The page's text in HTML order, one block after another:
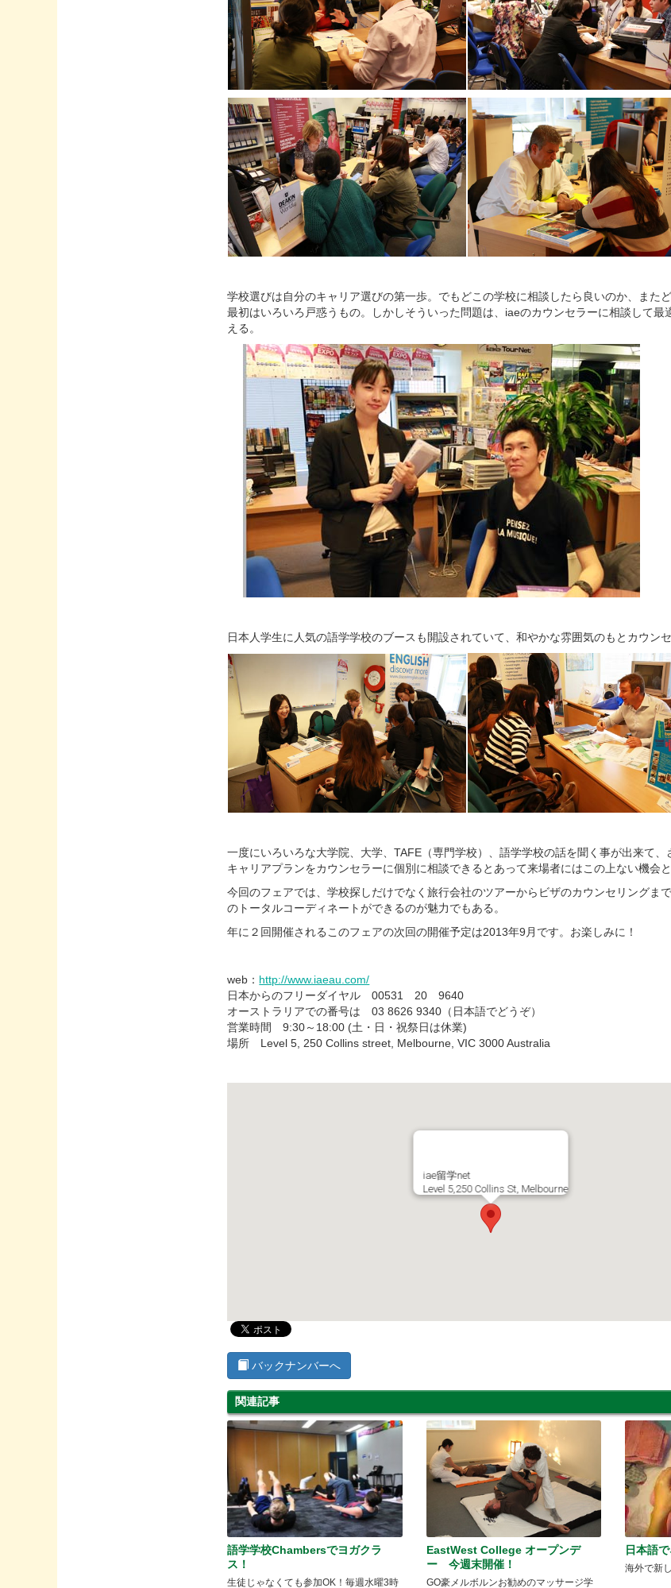
学校選びは自分のキャリア選びの第一歩。でもどこの学校に相談したら良いのか、また
最初はいろいろ戸惑うもの。しかしそういった問題は、iaeのカウンセラーに相談して最
える。
日本人学生に人気の語学学校のブースも開設されていて、和やかな雰囲気のもとカウン
一度にいろいろな大学院、大学、TAFE（専門学校）、語学学校の話を聞く事が出来て、
キャリアプランをカウンセラーに個別に相談できるとあって来場者にはこの上ない機会と
今回のフェアでは、学校探しだけでなく旅行会社のツアーからビザのカウンセリングま
のトータルコーディネートができるのが魅力でもある。
年に２回開催されるこのフェアの次回の開催予定は2013年9月です。お楽しみに！
web： http://www.iaeau.com/
日本からのフリーダイヤル 00531 20 9640
オーストラリアでの番号は 03 8626 9340（日本語でどうぞ）
営業時間 9:30～18:00 (土・日・祝祭日は休業)
場所 Level 5, 250 Collins street, Melbourne, VIC 3000 Australia
iae留学net
Level 5,250 Collins St, Melbourne
バックナンバーへ
関連記事
語学学校Chambersでヨガクラ
ス！
生徒じゃなくても参加OK！毎週水曜3時
EastWest College オープンデ
ー 今週末開催！
GO豪メルボルンお勧めのマッサージ学
日本語
海外で新